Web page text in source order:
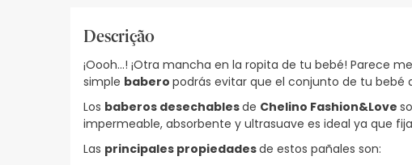
Descrição
¡Oooh...! ¡Otra mancha en la ropita de tu bebé! Parece
simple babero podrás evitar que el conjunto de tu bebé
Los baberos desechablesde Chelino Fashion&Love
impermeable, absorbente y ultrasuave es ideal ya que
Las principales propiedadesde estos pañales son: